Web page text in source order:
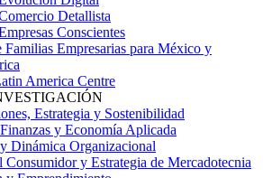
Detallista
Conscientes
Familias Empresarias para México y
America Centre
Estrategia y Sostenibilidad
y Economía Aplicada
Dinámica Organizacional
Consumidor y Estrategia de Mercadotecnia